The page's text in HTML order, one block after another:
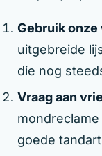
Gebruik
uitgebreide
die nog
Vraag aan
goede